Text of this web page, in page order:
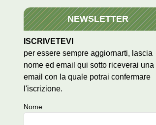
NEWSLETTER
ISCRIVETEVI
per essere sempre aggiornarti, lascia
nome ed email qui sotto riceverai una
email con la quale potrai confermare
l'iscrizione.
Nome